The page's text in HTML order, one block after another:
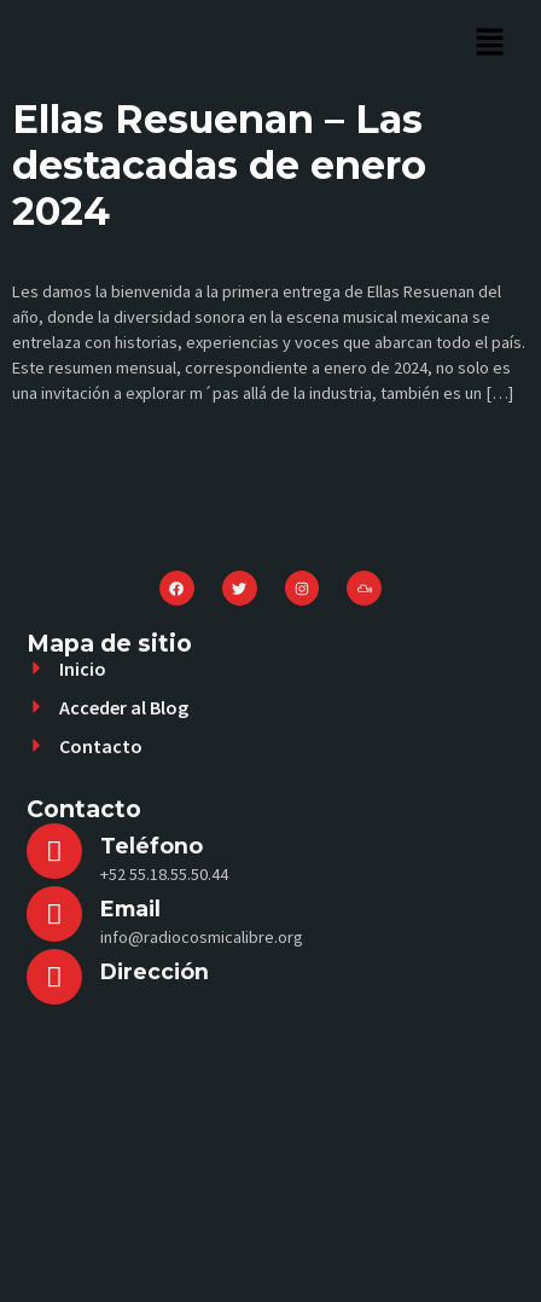
Ellas Resuenan – Las
destacadas de enero
2024
Les damos la bienvenida a la primera entrega de Ellas Resuenan del
año, donde la diversidad sonora en la escena musical mexicana se
entrelaza con historias, experiencias y voces que abarcan todo el país.
Este resumen mensual, correspondiente a enero de 2024, no solo es
una invitación a explorar m´pas allá de la industria, también es un […]
Mapa de sitio
Inicio
Acceder al Blog
Contacto
Contacto
Teléfono
+52 55.18.55.50.44
Email
info@radiocosmicalibre.org
Dirección